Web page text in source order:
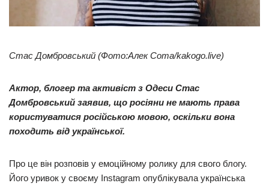
Стас Домбровський (Фото:Алек Сота/kakogo.live)
Актор, блогер та активіст з Одеси Стас
Домбровський заявив, що росіяни не мають права
користуватися російською мовою, оскільки вона
походить від української.
Про це він розповів у емоційному ролику для свого блогу.
Його уривок у своєму Instagram опублікувала українська